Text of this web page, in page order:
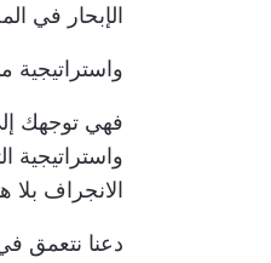
الإبحار في
واستراتيجية
فهي توجهك
واستراتيجية
الانجراف